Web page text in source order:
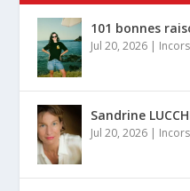
101 bonnes
Jul 20, 2026 |
Sandrine
Jul 20, 2026 |